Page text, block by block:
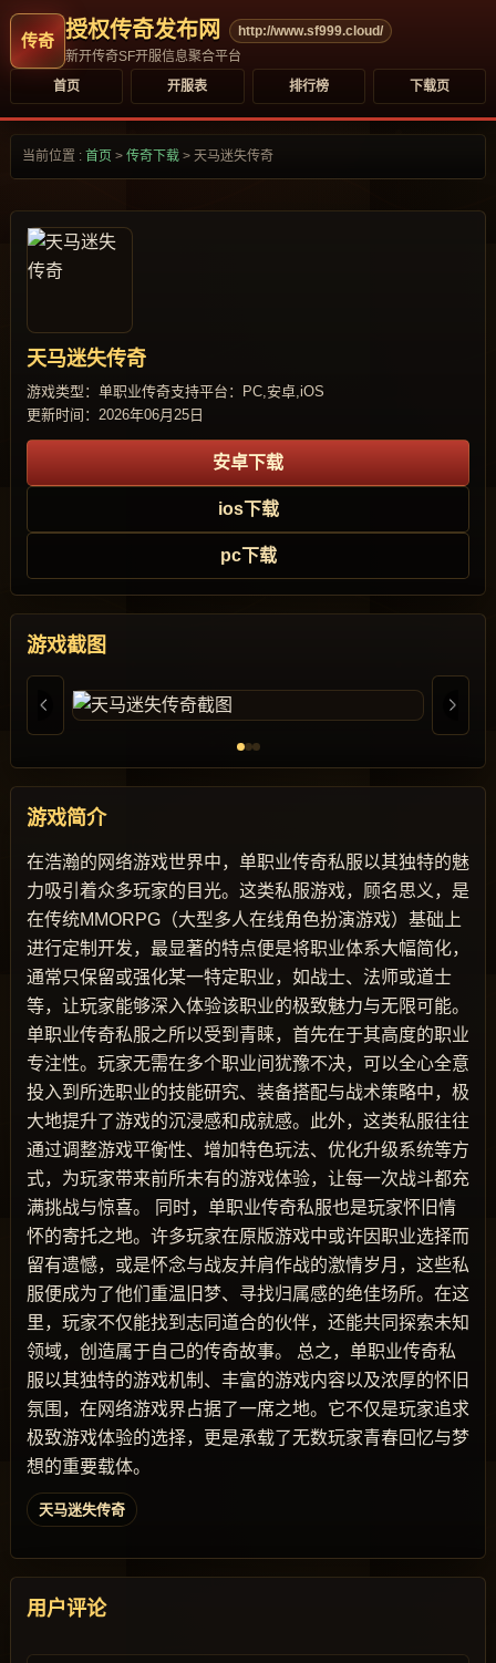
授权传奇发布网
http://www.sf999.cloud/
新开传奇SF开服信息聚合平台
首页
开服表 排行榜 下载页
当前位置 : 首页 > 传奇下载 > 天马迷失传奇
天马迷失传奇
游戏类型：单职业传奇支持平台：PC,安卓,iOS
更新时间：2026年06月25日
安卓下载
ios下载
pc下载
游戏截图
游戏简介
在浩瀚的网络游戏世界中，单职业传奇私服以其独特的魅
力吸引着众多玩家的目光。这类私服游戏，顾名思义，是
在传统MMORPG（大型多人在线角色扮演游戏）基础上
进行定制开发，最显著的特点便是将职业体系大幅简化，
通常只保留或强化某一特定职业，如战士、法师或道士
等，让玩家能够深入体验该职业的极致魅力与无限可能。
单职业传奇私服之所以受到青睐，首先在于其高度的职业
专注性。玩家无需在多个职业间犹豫不决，可以全心全意
投入到所选职业的技能研究、装备搭配与战术策略中，极
大地提升了游戏的沉浸感和成就感。此外，这类私服往往
通过调整游戏平衡性、增加特色玩法、优化升级系统等方
式，为玩家带来前所未有的游戏体验，让每一次战斗都充
满挑战与惊喜。 同时，单职业传奇私服也是玩家怀旧情
怀的寄托之地。许多玩家在原版游戏中或许因职业选择而
留有遗憾，或是怀念与战友并肩作战的激情岁月，这些私
服便成为了他们重温旧梦、寻找归属感的绝佳场所。在这
里，玩家不仅能找到志同道合的伙伴，还能共同探索未知
领域，创造属于自己的传奇故事。 总之，单职业传奇私
服以其独特的游戏机制、丰富的游戏内容以及浓厚的怀旧
氛围，在网络游戏界占据了一席之地。它不仅是玩家追求
极致游戏体验的选择，更是承载了无数玩家青春回忆与梦
想的重要载体。
天马迷失传奇
用户评论